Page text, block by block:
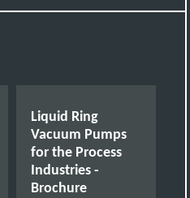
Liquid Ring
Vacuum Pumps
for the Process
Industries -
Brochure